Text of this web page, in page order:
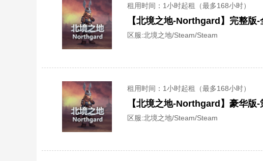
租用时间 ：1小时起租（最多168小时）
【北境之地-Northgard】完整版
区服:北境之地/Steam/Steam
租用时间 ：1小时起租（最多168小时）
【北境之地-Northgard】豪华版
区服:北境之地/Steam/Steam